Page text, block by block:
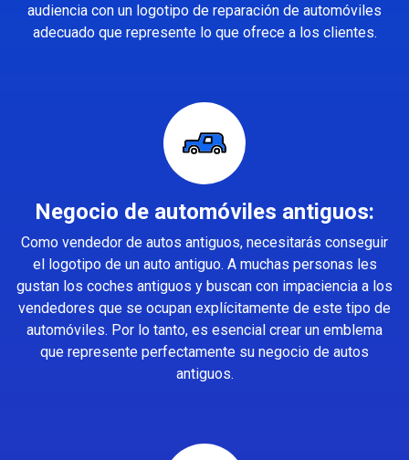
audiencia con un logotipo de reparación de automóviles
adecuado que represente lo que ofrece a los clientes.
Negocio de automóviles antiguos:
Como vendedor de autos antiguos, necesitarás conseguir
el logotipo de un auto antiguo. A muchas personas les
gustan los coches antiguos y buscan con impaciencia a los
vendedores que se ocupan explícitamente de este tipo de
automóviles. Por lo tanto, es esencial crear un emblema
que represente perfectamente su negocio de autos
antiguos.